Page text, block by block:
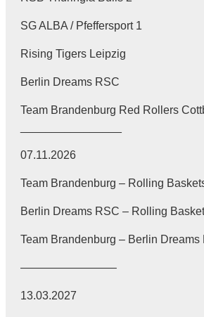
SG ALBA / Pfeffersport 1
Rising Tigers Leipzig
Berlin Dreams RSC
Team Brandenburg Red Rollers
07.11.2026
Team Brandenburg – Rolling
Berlin Dreams RSC – Rolling
Team Brandenburg – Berlin Dreams
————————–
13.03.2027